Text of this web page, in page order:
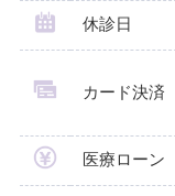
休診日
カード決済
医療ローン